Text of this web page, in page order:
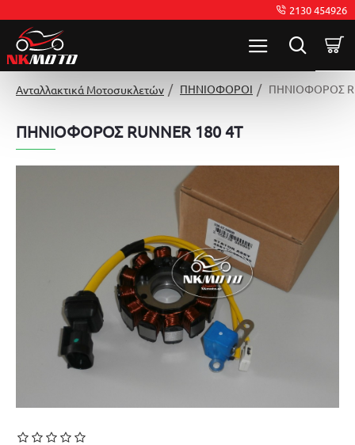
2130 454926
Ανταλλακτικά Μοτοσυκλετών ΠΗΝΙΟΦΟΡΟΙ ΠΗΝΙΟΦΟΡΟΣ
ΠΗΝΙΟΦΟΡΟΣ RUNNER 180 4T